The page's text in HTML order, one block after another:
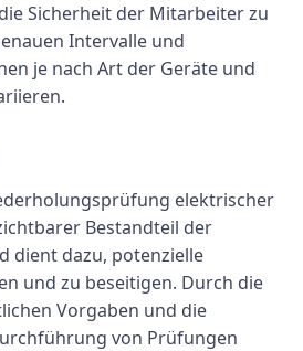
Sicherheit der Mitarbeiter zu
Intervalle und
je nach Art der Geräte und
elektrischer
Bestandteil der
dient dazu, potenzielle
und zu beseitigen. Durch die
Vorgaben und die
von Prüfungen